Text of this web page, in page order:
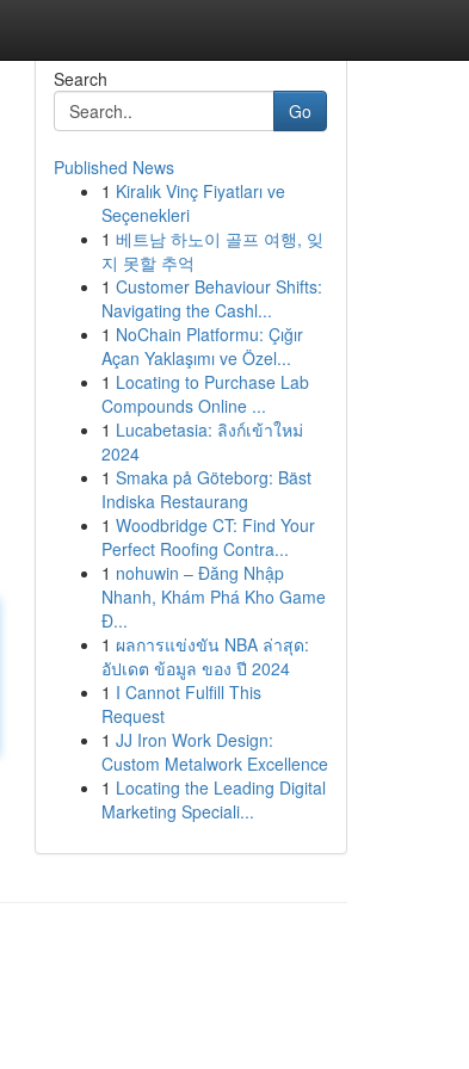
Search
Go
Published News
1 Kiralık Vinç Fiyatları ve
Seçenekleri
1 베트남 하노이 골프 여행, 잊
지 못할 추억
1 Customer Behaviour Shifts:
Navigating the Cashl...
1 NoChain Platformu: Çığır
Açan Yaklaşımı ve Özel...
1 Locating to Purchase Lab
Compounds Online ...
1 Lucabetasia: ลิงก์เข้าใหม่
2024
1 Smaka på Göteborg: Bäst
Indiska Restaurang
1 Woodbridge CT: Find Your
Perfect Roofing Contra...
1 nohuwin – Đăng Nhập
Nhanh, Khám Phá Kho Game
Đ...
1 ผลการแข่งขัน NBA ล่าสุด:
อัปเดต ข้อมูล ของ ปี 2024
1 I Cannot Fulfill This
Request
1 JJ Iron Work Design:
Custom Metalwork Excellence
1 Locating the Leading Digital
Marketing Speciali...